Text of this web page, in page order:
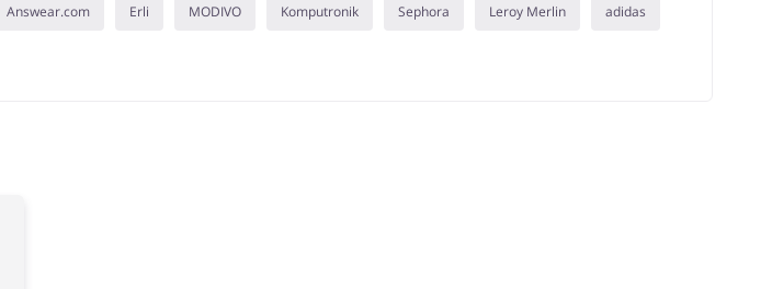
Answear.com Erli MODIVO Komputronik Sephora Leroy Merlin adidas